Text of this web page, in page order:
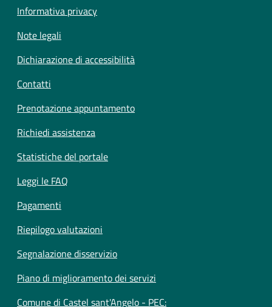
Informativa privacy
Note legali
Dichiarazione di accessibilità
Contatti
Prenotazione appuntamento
Richiedi assistenza
Statistiche del portale
Leggi le FAQ
Pagamenti
Riepilogo valutazioni
Segnalazione disservizio
Piano di miglioramento dei servizi
Comune di Castel sant'Angelo - PEC: